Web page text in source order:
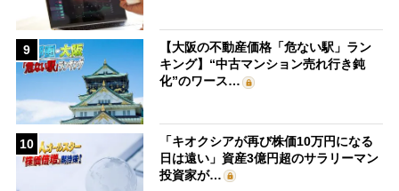
9
【大阪の不動産価格「危ない駅」ラン
キング】“中古マンション売れ行き鈍
化”のワース…
10
「キオクシアが再び株価10万円になる
日は遠い」資産3億円超のサラリーマン
投資家が…